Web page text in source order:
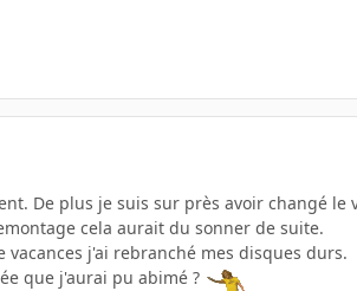
De plus je suis sur près avoir changé
cela aurait du sonner de suite.
j'ai rebranché mes disques durs.
que j'aurai pu abimé ?